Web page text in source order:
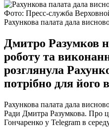
Фото: Пресс-служба
Рахункова палата дала
Дмитро Разумков
роботу та
розглянула
потрібно для його
Рахункова палата дала
Ради Дмитра Разумкова. Про
Гончаренко у Telegram в